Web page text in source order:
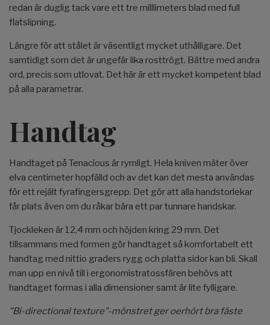
redan är duglig tack vare ett tre milllimeters blad med full
flatslipning.
Längre för att stålet är väsentligt mycket uthålligare. Det
samtidigt som det är ungefär lika rosttrögt. Bättre med andra
ord, precis som utlovat. Det här är ett mycket kompetent blad
på alla parametrar.
Handtag
Handtaget på Tenacious är rymligt. Hela kniven mäter över
elva centimeter hopfälld och av det kan det mesta användas
för ett rejält fyrafingersgrepp. Det gör att alla handstorlekar
får plats även om du råkar bära ett par tunnare handskar.
Tjockleken är 12,4 mm och höjden kring 29 mm. Det
tillsammans med formen gör handtaget så komfortabelt ett
handtag med nittio graders rygg och platta sidor kan bli. Skall
man upp en nivå till i ergonomistratossfären behövs att
handtaget formas i alla dimensioner samt är lite fylligare.
"Bi-directional texture"-mönstret ger oerhört bra fäste